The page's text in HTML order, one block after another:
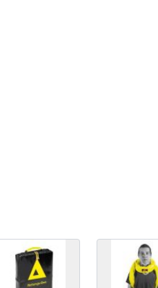
View larger image